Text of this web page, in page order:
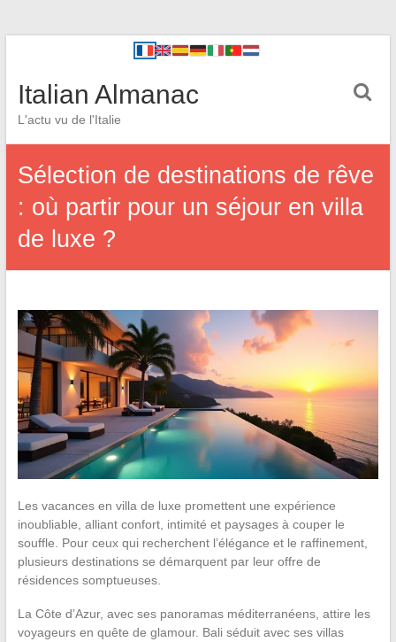
Italian Almanac
L'actu vu de l'Italie
Sélection de destinations de rêve
: où partir pour un séjour en villa
de luxe ?
Les vacances en villa de luxe promettent une expérience
inoubliable, alliant confort, intimité et paysages à couper le
souffle. Pour ceux qui recherchent l’élégance et le raffinement,
plusieurs destinations se démarquent par leur offre de
résidences somptueuses.
La Côte d’Azur, avec ses panoramas méditerranéens, attire les
voyageurs en quête de glamour. Bali séduit avec ses villas